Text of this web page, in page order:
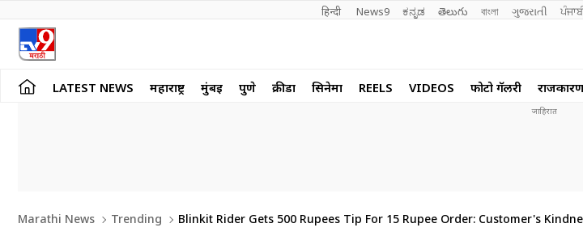
हिन्दी News9 ಕನ್ನಡ తెలుగు বাংলা ગુજરાતી
LATEST NEWS महाराष्ट्र मुंबई पुणे क्रीडा सिनेमा REELS VIDEOS फोटो गॅलरी
Marathi News Trending Blinkit Rider Gets 500 Rupees Tip For 15 Rupee Order: Customer's